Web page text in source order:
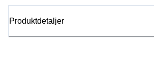
Produktdetaljer